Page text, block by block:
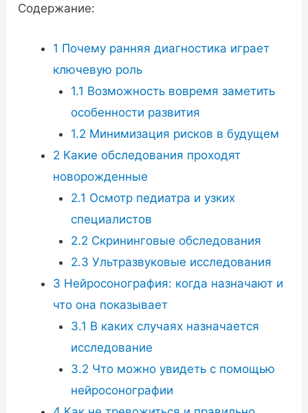
Содержание:
1 Почему ранняя диагностика играет
ключевую роль
1.1 Возможность вовремя заметить
особенности развития
1.2 Минимизация рисков в будущем
2 Какие обследования проходят
новорожденные
2.1 Осмотр педиатра и узких
специалистов
2.2 Скрининговые обследования
2.3 Ультразвуковые исследования
3 Нейросонография: когда назначают и
что она показывает
3.1 В каких случаях назначается
исследование
3.2 Что можно увидеть с помощью
нейросонографии